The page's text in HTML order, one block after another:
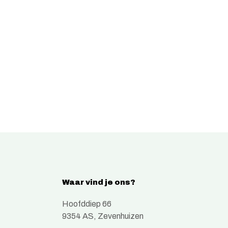
Waar vind je ons?
Hoofddiep 66
9354 AS, Zevenhuizen